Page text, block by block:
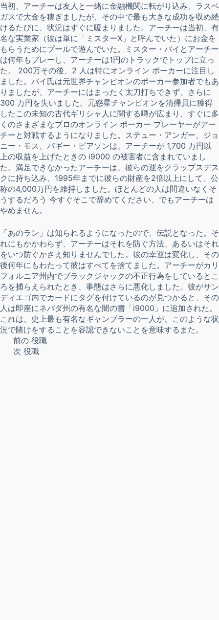
当初、アーチーは友人と一緒に金融機関に転がり込み、ラスベ
ガスで大金を稼ぎましたが、その中で最も大きな成功を収め続
けるたびに、状況はすぐに暖まりました。アーチーは当初、有
名な実業家（彼は単に「ミスターX」と呼んでいた）にお金を
もらうためにプールで遊んでいた。ミスター・バイとアーチー
は何年もプレーし、アーチーは1円のトラックでトップに立っ
た。 200万その後、2 人は特にオンライン ポーカーに注目し
ました。バイ氏は元世界チャンピオンのポーカー参加者でもあ
りましたが、アーチーにはまったく太刀打ちできず、さらに
300 万円を失いました。元惑星チャンピオンを清掃員に獲得
したこの未知の古代ギリシャ人に関する噂が広まり、すぐに多
くのさまざまなプロのオンライン ポーカー プレーヤーがアー
チーと対戦するようになりました。ステュー・アンガー、ジョ
ニー・モス、パギー・ピアソンは、アーチーが 1,700 万円以
上の収益を上げたときの i9000 の被害者に含まれていまし
た。満足できなかったアーチーは、彼らの運をクラップスデス
クに持ち込み、1995年までに彼らの財産を2倍以上にして、公
称の4,000万円を維持しました。ほとんどの人は間違いなくそ
うするだろう 今すぐそこで辞めてください、でもアーチーは
やめません。
「あのラン」は知られるようになったので、伝説となった。そ
れにもかかわらず、アーチーはそれを防ぐ方法、あるいはそれ
をいつ防ぐかさえ知りませんでした。彼の幸運は変化し、その
後何年にもわたって彼はすべてを捨てました。アーチーがカリ
フォルニア州内でブラックジャックの不正行為をしているとこ
ろを捕らえられたとき、事態はさらに悪化しました。彼がサン
ディエゴ内でカードにタグを付けているのが見つかると、その
人は即座にネバダ州の有名な闇の書「i9000」に追加された。
これは、史上最も有名なギャンブラーの一人が、このような状
況で賭けをすることを容認できないことを意味するまた。
前の 役職
次 役職